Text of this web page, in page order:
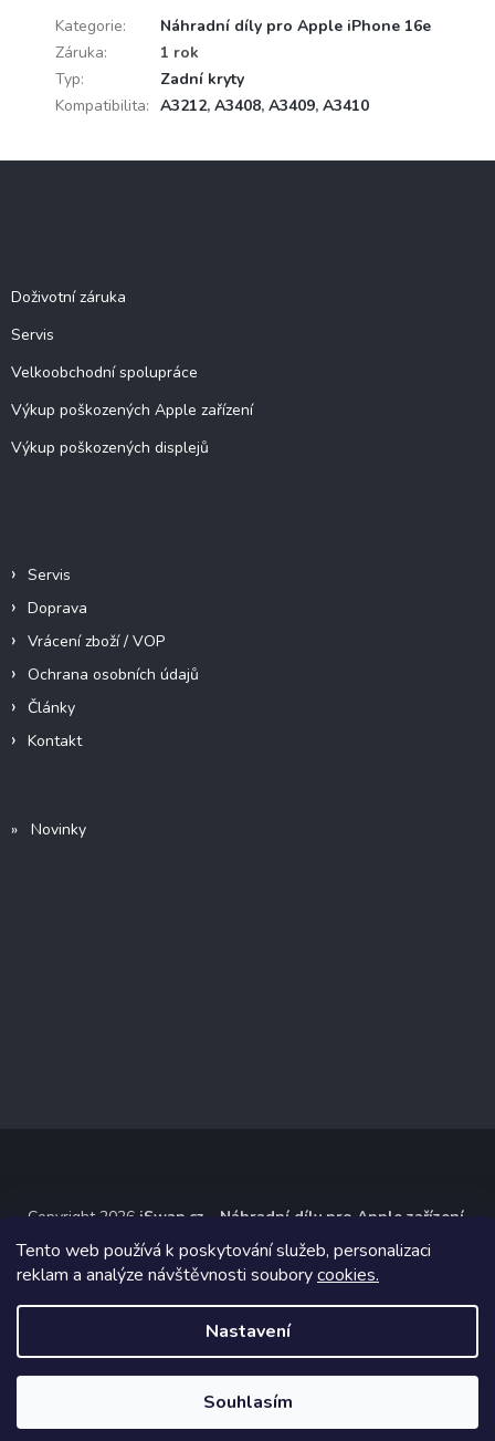
Tento web používá k poskytování služeb, personalizaci
reklam a analýze návštěvnosti souborycookies.
Nastavení
Souhlasím
Kategorie:
Náhradní díly pro Apple iPhone 16e
Záruka:
1 rok
Typ:
Zadní kryty
Kompatibilita: A3212, A3408, A3409, A3410
Doživotní záruka
Servis
Velkoobchodní spolupráce
Výkup poškozených Apple zařízení
Výkup poškozených displejů
Servis
Doprava
Vrácení zboží / VOP
Ochrana osobních údajů
Články
Kontakt
» Novinky
Copyright 2026 iSwap.cz - Náhradní díly pro Apple zařízení
Všechna práva vyhrazena.
Grafický návrh vytvořil a na Shoptet implementoval
Shoptetak.cz.